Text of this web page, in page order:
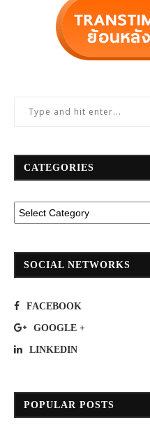
CATEGORIES
SOCIAL NETWORKS
FACEBOOK
GOOGLE +
LINKEDIN
POPULAR POSTS